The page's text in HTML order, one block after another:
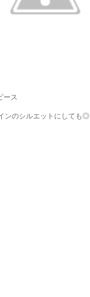
ース
ンのシルエットにしても◎